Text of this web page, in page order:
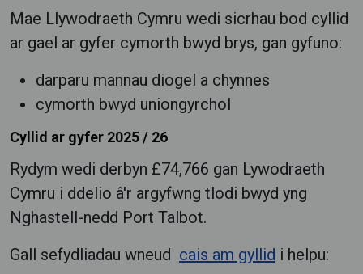
Mae Llywodraeth Cymru wedi sicrhau bod cyllid
ar gael ar gyfer cymorth bwyd brys, gan gyfuno:
darparu mannau diogel a chynnes
cymorth bwyd uniongyrchol
Cyllid ar gyfer 2025 / 26
Rydym wedi derbyn £74,766 gan Lywodraeth
Cymru i ddelio â'r argyfwng tlodi bwyd yng
Nghastell-nedd Port Talbot.
Gall sefydliadau wneud cais am gyllid i helpu: